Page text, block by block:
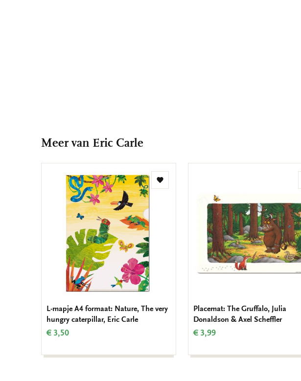
Meer van Eric Carle
Toevoegen
L-mapje A4 formaat: Nature, The very
hungry caterpillar, Eric Carle
€ 3,50
Placemat: The Gruffalo, Julia
Donaldson & Axel Scheffler
€ 3,99